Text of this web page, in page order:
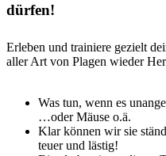
dürfen!
Erleben und trainiere gezielt
aller Art von Plagen wieder
Was tun, wenn es
…oder Mäuse o.ä.
Klar können wir sie
teuer und lästig!